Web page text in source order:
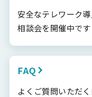
安全なテレワーク
相談会を開催中です
FAQ
よくご質問いただ